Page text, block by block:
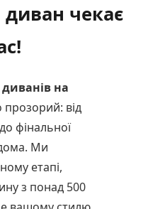
чекає
диванів на
від
фінальної
Ми
етапі,
з понад 500